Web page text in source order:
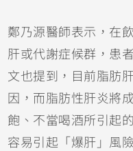
鄭乃源醫師表示，在
肝或代謝症候群，患
文也提到，目前脂肪
因，而脂肪性肝炎將
飽、不當喝酒所引起
容易引起「爆肝」風險